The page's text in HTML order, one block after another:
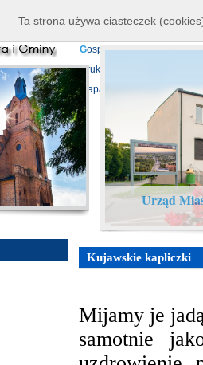
P
rojekty europejskie
Gospodarka
D ruki do pobrania
Mapa serwisu
Urząd
Kujawskie kapliczki
Mijamy je
samotnie
Ta strona używa ciasteczek